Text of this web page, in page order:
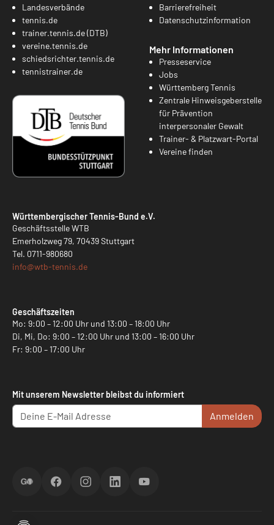
Landesverbände
tennis.de
trainer.tennis.de (DTB)
vereine.tennis.de
schiedsrichter.tennis.de
tennistrainer.de
Barrierefreiheit
Datenschutzinformation
Mehr Informationen
Presseservice
Jobs
Württemberg Tennis
Zentrale Hinweisgeberstelle
für Prävention
interpersonaler Gewalt
Trainer- & Platzwart-Portal
Vereine finden
Württembergischer Tennis-Bund e.V.
Geschäftsstelle WTB
Emerholzweg 79, 70439 Stuttgart
Tel. 0711-980680
info@wtb-tennis.de
Geschäftszeiten
Mo: 9:00 – 12:00 Uhr und 13:00 – 18:00 Uhr
Di, Mi, Do: 9:00 – 12:00 Uhr und 13:00 – 16:00 Uhr
Fr: 9:00 – 17:00 Uhr
Mit unserem Newsletter bleibst du informiert
Anmelden
ScoreGOFacebookInstagramLinkedInYouTube